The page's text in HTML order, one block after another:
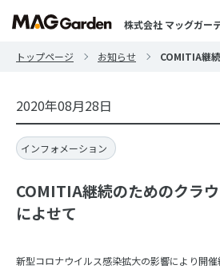
株式会社 マッグガー
トップページ お知らせ COMITIA継
2020年08月28日
インフォメーション
COMITIA継続のためのクラ
によせて
新型コロナウイルス感染拡大の影響により開